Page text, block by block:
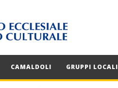
CAMALDOLI GRUPPI LOCALI